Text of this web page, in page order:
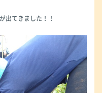
出てきました！！